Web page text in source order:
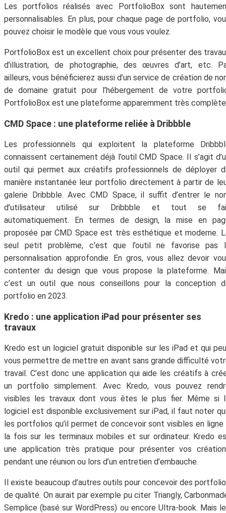
Les portfolios réalisés avec PortfolioBox sont
personnalisables. En plus, pour chaque page de portfolio,
pouvez choisir le modèle que vous vous voulez.
PortfolioBox est un excellent choix pour présenter des
d’illustration, de photographie, des œuvres d’art, etc.
ailleurs, vous bénéficierez aussi d’un service de création de
de domaine gratuit pour l’hébergement de votre
PortfolioBox est une plateforme apparemment très
CMD Space : une plateforme reliée à Dribbble
Les professionnels qui exploitent la plateforme
connaissent certainement déjà l’outil CMD Space. Il s’agit
outil qui permet aux créatifs professionnels de déployer
manière instantanée leur portfolio directement à partir de
galerie Dribbble. Avec CMD Space, il suffit d’entrer le
d’utilisateur utilisé sur Dribbble et tout se
automatiquement. En termes de design, la mise en
proposée par CMD Space est très esthétique et moderne.
seul petit problème, c’est que l’outil ne favorise pas
personnalisation approfondie. En gros, vous allez devoir
contenter du design que vous propose la plateforme.
c’est un outil que nous conseillons pour la conception
portfolio en 2023.
Kredo : une application iPad pour présenter ses
travaux
Kredo est un logiciel gratuit disponible sur les iPad et qui
vous permettre de mettre en avant sans grande difficulté
travail. C’est donc une application qui aide les créatifs à
un portfolio simplement. Avec Kredo, vous pouvez
visibles les travaux dont vous êtes le plus fier. Même si
logiciel est disponible exclusivement sur iPad, il faut noter
les portfolios qu’il permet de concevoir sont visibles en ligne
la fois sur les terminaux mobiles et sur ordinateur. Kredo
une application très pratique pour présenter vos
pendant une réunion ou lors d’un entretien d’embauche.
Il existe beaucoup d’autres outils pour concevoir des
de qualité. On aurait par exemple pu citer Triangly,
Semplice (basé sur WordPress) ou encore Ultra-book. Mais